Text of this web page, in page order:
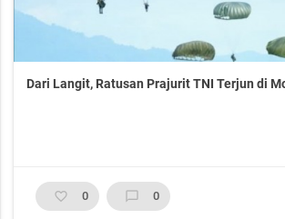
Dari Langit, Ratusan Prajurit TNI Terjun di
favorite_border 0 chat_bubble_outline 0